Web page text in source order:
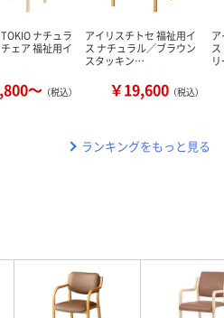
ナチュラ
ェア 福祉用イ
～ （税込）
アイリスチトセ 福祉用イ
ス ナチュラル／ブラウン
スタッキン…
￥19,600 （税込）
ランキングをもっと見る